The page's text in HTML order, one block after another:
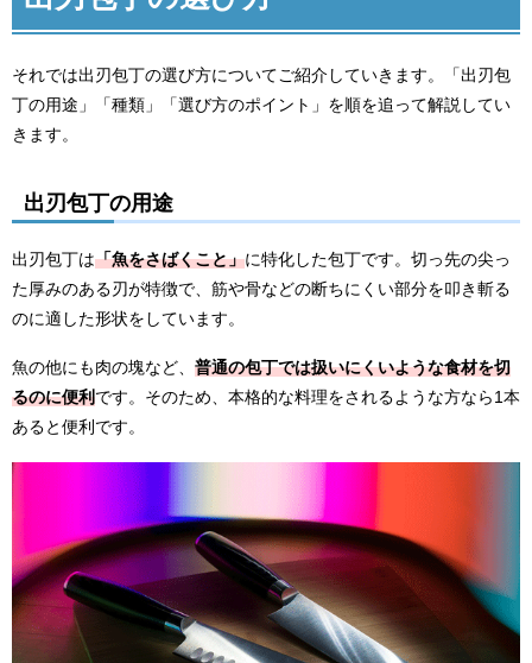
それでは出刃包丁の選び方についてご紹介していきます。「出刃包
丁の用途」「種類」「選び方のポイント」を順を追って解説してい
きます。
出刃包丁の用途
出刃包丁は「魚をさばくこと」に特化した包丁です。切っ先の尖っ
た厚みのある刃が特徴で、筋や骨などの断ちにくい部分を叩き斬る
のに適した形状をしています。
魚の他にも肉の塊など、 普通の包丁では扱いにくいような食材を切
るのに便利です。そのため、本格的な料理をされるような方なら1本
あると便利です。